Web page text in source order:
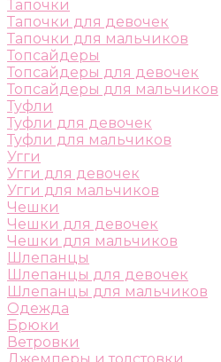
Тапочки
Тапочки для девочек
Тапочки для мальчиков
Топсайдеры
Топсайдеры для девочек
Топсайдеры для мальчиков
Туфли
Туфли для девочек
Туфли для мальчиков
Угги
Угги для девочек
Угги для мальчиков
Чешки
Чешки для девочек
Чешки для мальчиков
Шлепанцы
Шлепанцы для девочек
Шлепанцы для мальчиков
Одежда
Брюки
Ветровки